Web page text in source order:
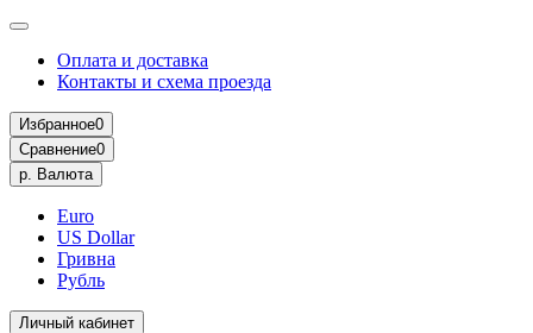
Оплата и доставка
Контакты и схема проезда
Избранное0
Сравнение0
р. Валюта
Euro
US Dollar
Гривна
Рубль
Личный кабинет